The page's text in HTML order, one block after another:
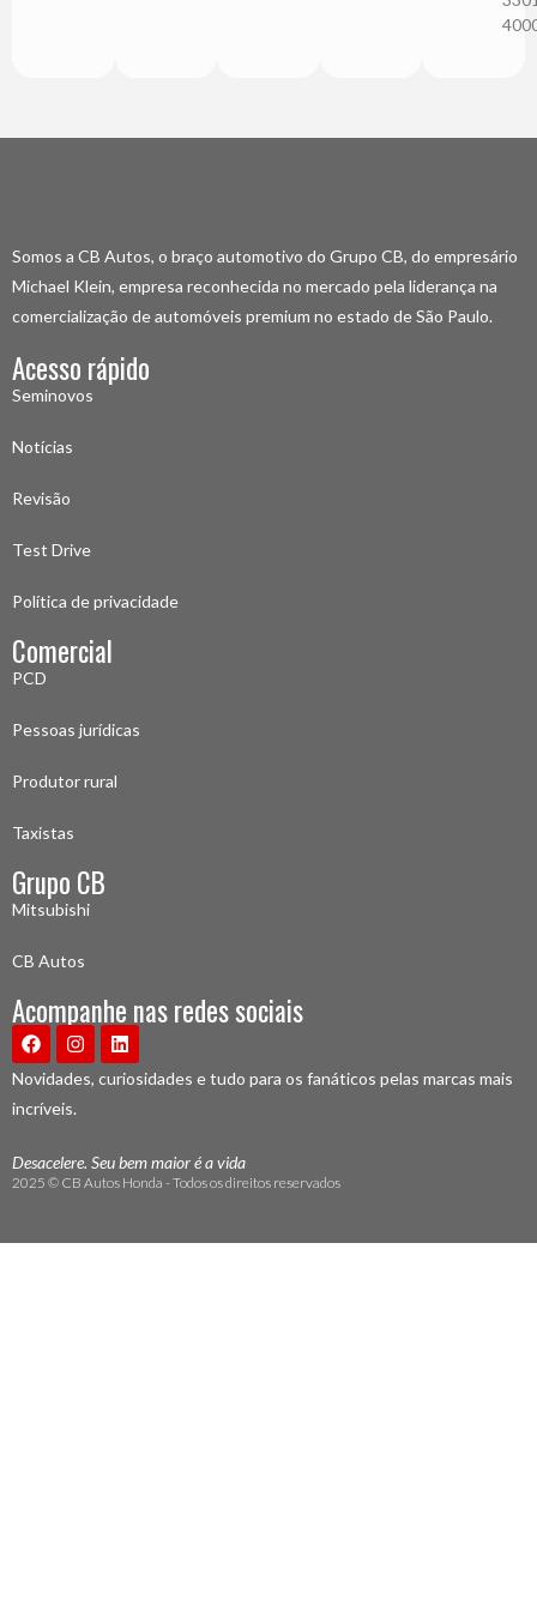
Somos a CB Autos, o braço automotivo do Grupo CB, do empresário
Michael Klein, empresa reconhecida no mercado pela liderança na
comercialização de automóveis premium no estado de São Paulo.
Acesso rápido
Seminovos
Notícias
Revisão
Test Drive
Política de privacidade
Comercial
PCD
Pessoas jurídicas
Produtor rural
Taxistas
Grupo CB
Mitsubishi
CB Autos
Acompanhe nas redes sociais
Novidades, curiosidades e tudo para os fanáticos pelas marcas mais
incríveis.
Desacelere. Seu bem maior é a vida
2025 © CB Autos Honda - Todos os direitos reservados